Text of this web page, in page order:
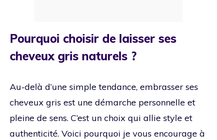
Pourquoi choisir de laisser ses
cheveux gris naturels ?
Au-delà d’une simple tendance, embrasser ses
cheveux gris est une démarche personnelle et
pleine de sens. C’est un choix qui allie style et
authenticité. Voici pourquoi je vous encourage à